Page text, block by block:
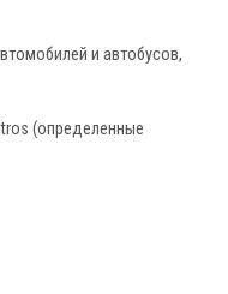
и автобусов,
(определенные